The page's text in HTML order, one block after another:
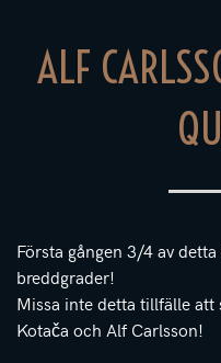
ALF
Första gången 3/4 av
breddgrader!
Missa inte detta tillfälle
Kotača och Alf Carlsson!